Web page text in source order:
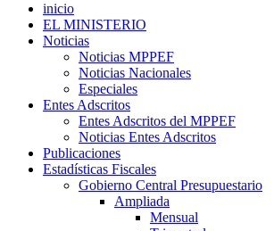
inicio
EL MINISTERIO
Noticias
Noticias MPPEF
Noticias Nacionales
Especiales
Entes Adscritos
Entes Adscritos del MPPEF
Noticias Entes Adscritos
Publicaciones
Estadísticas Fiscales
Gobierno Central Presupuestario
Ampliada
Mensual